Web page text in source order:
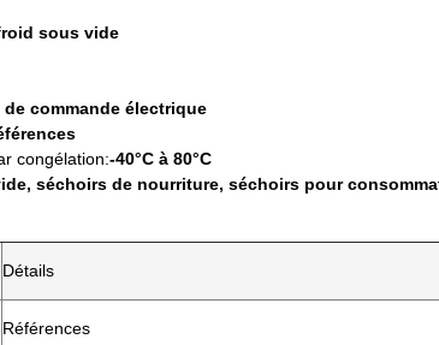
sous vide
commande électrique
congélation:-40°C à 80°C
séchoirs de nourriture, séchoirs pour
Détails
Références